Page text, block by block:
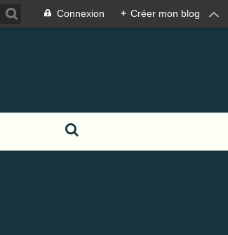
Connexion + Créer mon blog